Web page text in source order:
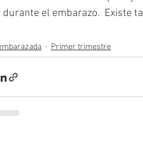
el embarazo.  Existe
Primer trimestre